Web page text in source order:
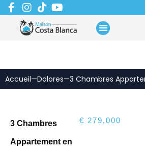
Aller
au
contenu
Accueil—Dolores—3 Chambres
3 Chambres
Appartement en
€ 279,000